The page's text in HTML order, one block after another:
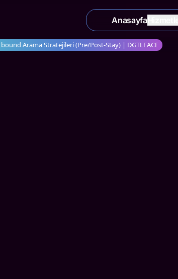
AnasayfaHizmetler
Arama Stratejileri (Pre/Post-Stay) | DGTLFACE